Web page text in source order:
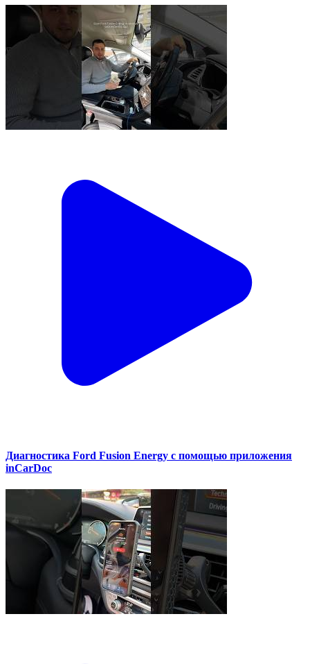
Диагностика Ford Fusion Energy с помощью приложения
inCarDoc